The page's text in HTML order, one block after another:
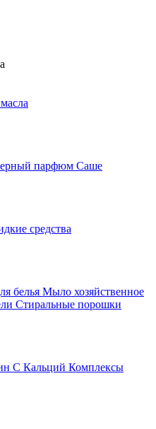
парфюм Саше
средства
белья Мыло хозяйственное
Стиральные порошки
С Кальций Комплексы